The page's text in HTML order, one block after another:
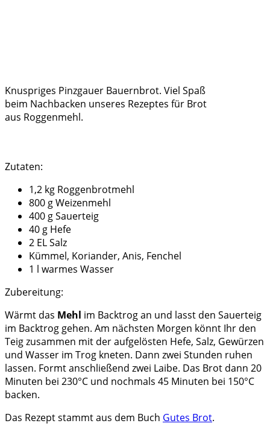
Knuspriges Pinzgauer Bauernbrot. Viel Spaß
beim Nachbacken unseres Rezeptes für Brot
aus Roggenmehl.
Zutaten:
1,2 kg Roggenbrotmehl
800 g Weizenmehl
400 g Sauerteig
40 g Hefe
2 EL Salz
Kümmel, Koriander, Anis, Fenchel
1 l warmes Wasser
Zubereitung:
Wärmt das Mehl im Backtrog an und lasst den Sauerteig
im Backtrog gehen. Am nächsten Morgen könnt Ihr den
Teig zusammen mit der aufgelösten Hefe, Salz, Gewürzen
und Wasser im Trog kneten. Dann zwei Stunden ruhen
lassen. Formt anschließend zwei Laibe. Das Brot dann 20
Minuten bei 230°C und nochmals 45 Minuten bei 150°C
backen.
Das Rezept stammt aus dem Buch Gutes Brot.